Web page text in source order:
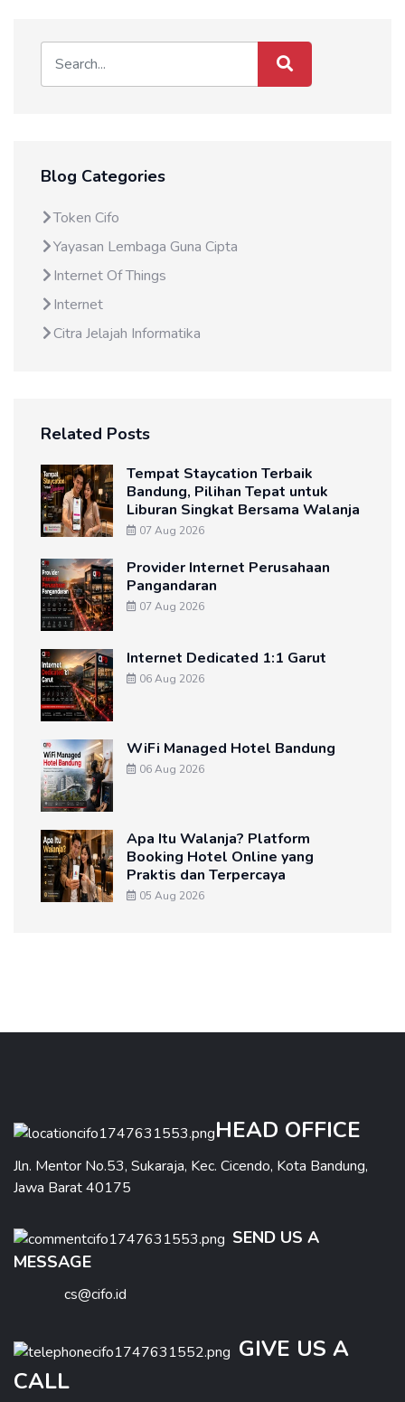
Blog Categories
Token Cifo
Yayasan Lembaga Guna Cipta
Internet Of Things
Internet
Citra Jelajah Informatika
Related Posts
Tempat Staycation Terbaik
Bandung, Pilihan Tepat untuk
Liburan Singkat Bersama Walanja
07 Aug 2026
Provider Internet Perusahaan
Pangandaran
07 Aug 2026
Internet Dedicated 1:1 Garut
06 Aug 2026
WiFi Managed Hotel Bandung
06 Aug 2026
Apa Itu Walanja? Platform
Booking Hotel Online yang
Praktis dan Terpercaya
05 Aug 2026
HEAD OFFICE
Jln. Mentor No.53, Sukaraja, Kec. Cicendo, Kota Bandung,
Jawa Barat 40175
SEND US A
MESSAGE
cs@cifo.id
GIVE US A
CALL